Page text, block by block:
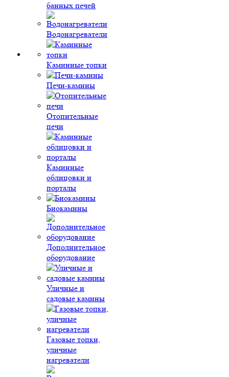
банных печей
Водонагреватели
Каминные топки
Печи-камины
Отопительные
печи
Каминные
облицовки и
порталы
Биокамины
Дополнительное
оборудование
Уличные и
садовые камины
Газовые топки,
уличные
нагреватели